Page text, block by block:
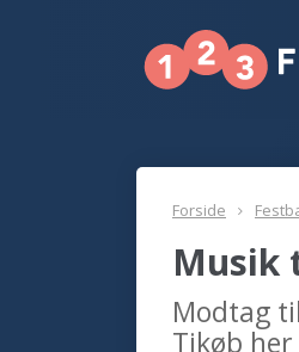
Forside
Musik
Modtag
Tikøb her